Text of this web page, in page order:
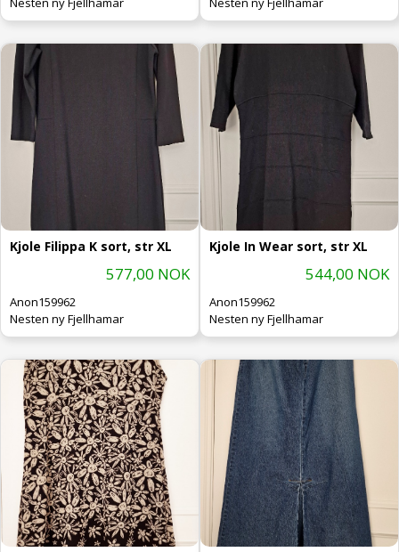
Kjole Filippa K sort, str XL
577,00 NOK
Anon159962
Nesten ny Fjellhamar
Kjole In Wear sort, str XL
544,00 NOK
Anon159962
Nesten ny Fjellhamar